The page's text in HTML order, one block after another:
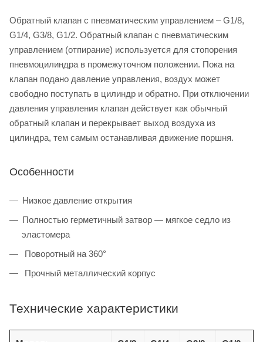
Обратный клапан с пневматическим управлением – G1/8,
G1/4, G3/8, G1/2. Обратный клапан с пневматическим
управлением (отпирание) используется для стопорения
пневмоцилиндра в промежуточном положении. Пока на
клапан подано давление управления, воздух может
свободно поступать в цилиндр и обратно. При отключении
давления управления клапан действует как обычный
обратный клапан и перекрывает выход воздуха из
цилиндра, тем самым останавливая движение поршня.
Особенности
Низкое давление открытия
Полностью герметичный затвор — мягкое седло из
эластомера
Поворотный на 360°
Прочный металлический корпус
Технические характеристики